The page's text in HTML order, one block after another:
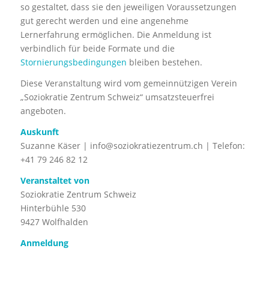
so gestaltet, dass sie den jeweiligen Voraussetzungen
gut gerecht werden und eine angenehme
Lernerfahrung ermöglichen. Die Anmeldung ist
verbindlich für beide Formate und die
Stornierungsbedingungen bleiben bestehen.
Diese Veranstaltung wird vom gemeinnützigen Verein
„Soziokratie Zentrum Schweiz“ umsatzsteuerfrei
angeboten.
Auskunft
Suzanne Käser | info@soziokratiezentrum.ch | Telefon:
+41 79 246 82 12
Veranstaltet von
Soziokratie Zentrum Schweiz
Hinterbühle 530
9427 Wolfhalden
Anmeldung